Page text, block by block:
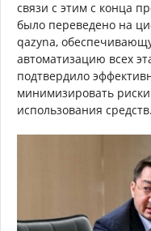
связи с этим с конца
было переведено на
qazyna,
автоматизацию всех
подтвердило
минимизировать
использования средств.